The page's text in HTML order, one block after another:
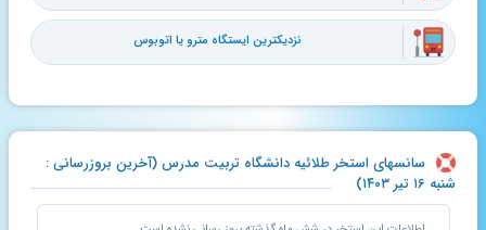
نزدیکترین ایستگاه مترو یا اتوبوس
سانسهای استخر طلائیه دانشگاه تربیت مدرس (آخرین بروزرسانی :
شنبه ۱۶ تیر ۱۴۰۳)